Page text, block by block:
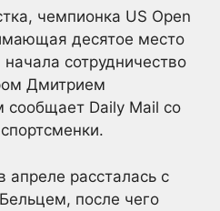
чемпионка US Open
десятое место
сотрудничество
Дмитрием
Daily Mail со
апреле рассталась с
после чего